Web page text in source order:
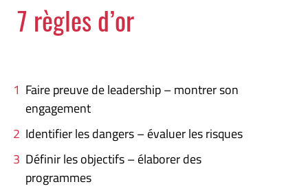
7 règles d’or
Faire preuve de leadership – montrer son
engagement
Identifier les dangers – évaluer les risques
Définir les objectifs – élaborer des
programmes